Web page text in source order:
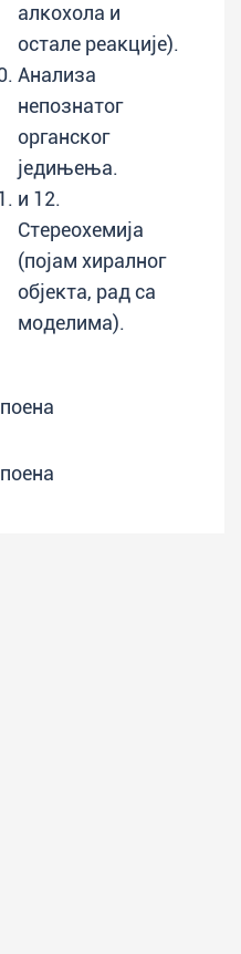
алкохола и
остале реакције).
Анализа
непознатог
органског
једињења.
и 12.
Стереохемија
(појам хиралног
објекта, рад са
моделима).
поена
поена